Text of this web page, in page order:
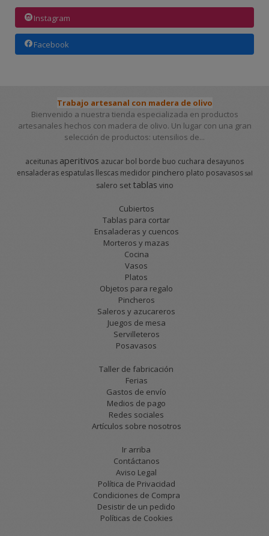
Instagram
Facebook
Trabajo artesanal con madera de olivo
Bienvenido a nuestra tienda especializada en productos
artesanales hechos con madera de olivo. Un lugar con una gran
selección de productos: utensilios de...
aceitunas aperitivos azucar bol borde buo cuchara desayunos
ensaladeras espatulas llescas medidor pinchero plato posavasos sal
salero set tablas vino
Cubiertos
Tablas para cortar
Ensaladeras y cuencos
Morteros y mazas
Cocina
Vasos
Platos
Objetos para regalo
Pincheros
Saleros y azucareros
Juegos de mesa
Servilleteros
Posavasos
Taller de fabricación
Ferias
Gastos de envío
Medios de pago
Redes sociales
Artículos sobre nosotros
Ir arriba
Contáctanos
Aviso Legal
Política de Privacidad
Condiciones de Compra
Desistir de un pedido
Políticas de Cookies